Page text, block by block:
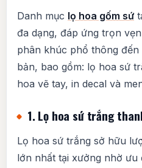
Danh mục lọ hoa gốm sứ
đa dạng, đáp ứng trọn
phân khúc phổ thông
bản, bao gồm: lọ hoa sứ
hoa vẽ tay, in decal và
1. Lọ hoa sứ trắng
Lọ hoa sứ trắng sở hữu
lớn nhất tại xưởng nhờ ưu